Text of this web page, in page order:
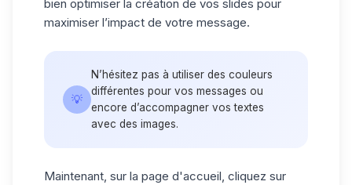
bien optimiser la création de vos slides pour
maximiser l’impact de votre message.
💡
N’hésitez pas à utiliser des couleurs
différentes pour vos messages ou
encore d’accompagner vos textes
avec des images.
Maintenant, sur la page d'accueil, cliquez sur